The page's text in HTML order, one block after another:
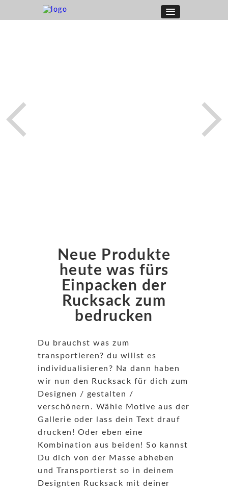
Neue Produkte
heute was fürs
Einpacken der
Rucksack zum
bedrucken
Du brauchst was zum
transportieren? du willst es
individualisieren? Na dann haben
wir nun den Rucksack für dich zum
Designen / gestalten /
verschönern. Wähle Motive aus der
Gallerie oder lass dein Text drauf
drucken! Oder eben eine
Kombination aus beiden! So kannst
Du dich von der Masse abheben
und Transportierst so in deinem
Designten Rucksack mit deiner